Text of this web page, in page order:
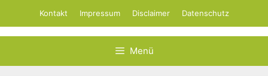
springen
Kontakt Impressum Disclaimer Datenschutz
Menü